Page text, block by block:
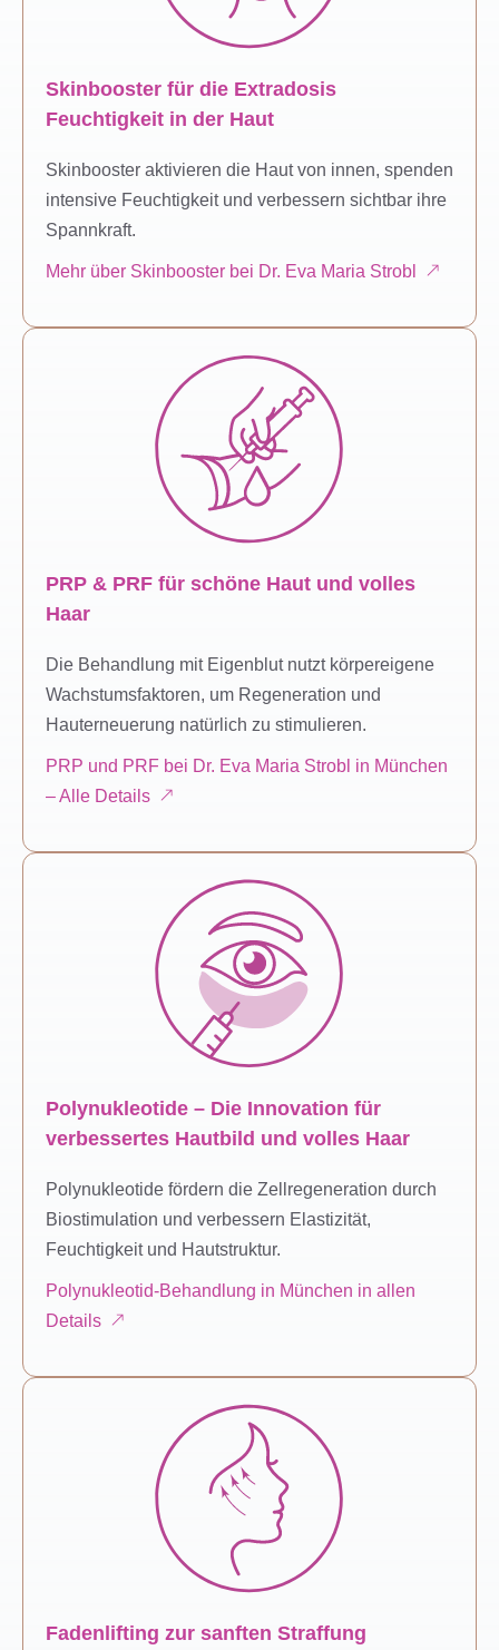
Skinbooster für die Extradosis
Feuchtigkeit in der Haut
Skinbooster aktivieren die Haut von innen, spenden
intensive Feuchtigkeit und verbessern sichtbar ihre
Spannkraft.
Mehr über Skinbooster bei Dr. Eva Maria Strobl
PRP & PRF für schöne Haut und volles
Haar
Die Behandlung mit Eigenblut nutzt körpereigene
Wachstumsfaktoren, um Regeneration und
Hauterneuerung natürlich zu stimulieren.
PRP und PRF bei Dr. Eva Maria Strobl in München
– Alle Details
Polynukleotide – Die Innovation für
verbessertes Hautbild und volles Haar
Polynukleotide fördern die Zellregeneration durch
Biostimulation und verbessern Elastizität,
Feuchtigkeit und Hautstruktur.
Polynukleotid-Behandlung in München in allen
Details
Fadenlifting zur sanften Straffung